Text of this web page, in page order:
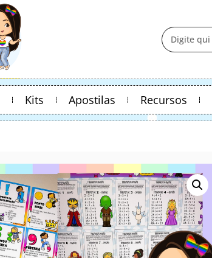
Kits Apostilas Recursos